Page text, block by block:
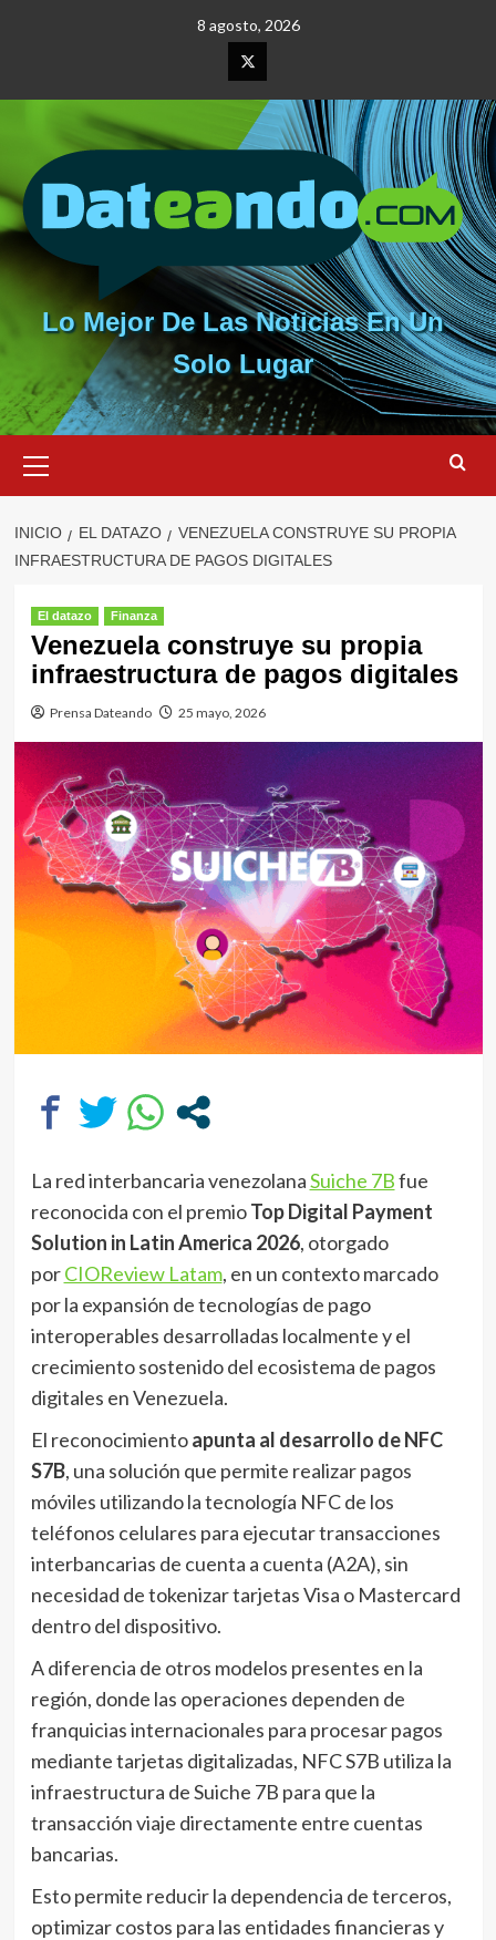
8 agosto, 2026
Elemento
del
menú
Lo Mejor De Las Noticias En Un
Solo Lugar
primario
INICIO EL DATAZO
VENEZUELA CONSTRUYE SU PROPIA
INFRAESTRUCTURA DE PAGOS DIGITALES
El datazo Finanza
Venezuela construye su propia
infraestructura de pagos digitales
Prensa Dateando 25 mayo, 2026
La red interbancaria venezolanaSuiche 7Bfue
reconocida con el premioTop Digital Payment
Solution in Latin America 2026, otorgado
porCIOReview Latam, en un contexto marcado
por la expansión de tecnologías de pago
interoperables desarrolladas localmente y el
crecimiento sostenido del ecosistema de pagos
digitales en Venezuela.
El reconocimientoapunta al desarrollo de NFC
S7B, una solución que permite realizar pagos
móviles utilizando la tecnología NFC de los
teléfonos celulares para ejecutar transacciones
interbancarias de cuenta a cuenta (A2A), sin
necesidad de tokenizar tarjetas Visa o Mastercard
dentro del dispositivo.
A diferencia de otros modelos presentes en la
región, donde las operaciones dependen de
franquicias internacionales para procesar pagos
mediante tarjetas digitalizadas, NFC S7B utiliza la
infraestructura de Suiche 7B para que la
transacción viaje directamente entre cuentas
bancarias.
Esto permite reducir la dependencia de terceros,
optimizar costos para las entidades financieras y